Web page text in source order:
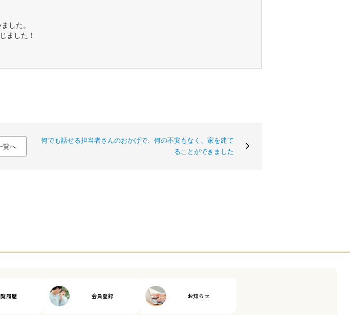
した。
ました！
覧へ
何でも話せる担当者さんのおかげで、何の不安もなく、家を建て
ることができました
履歴 会員登録 お知らせ